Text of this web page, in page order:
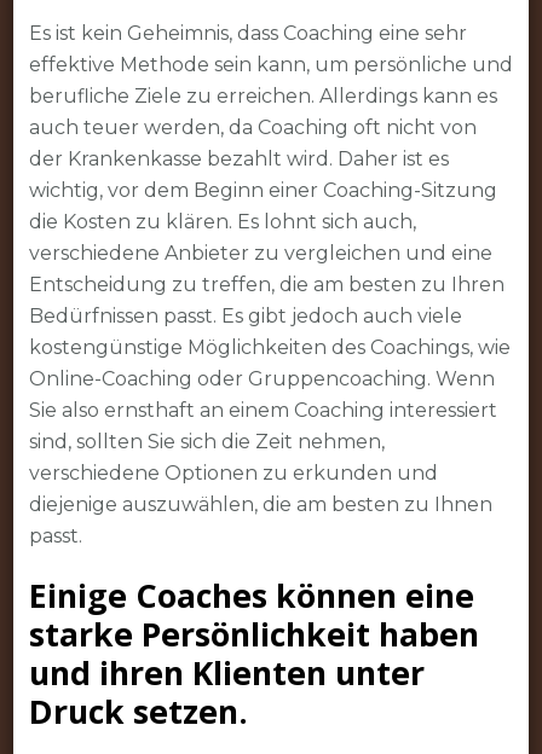
Es ist kein Geheimnis, dass Coaching eine sehr
effektive Methode sein kann, um persönliche und
berufliche Ziele zu erreichen. Allerdings kann es
auch teuer werden, da Coaching oft nicht von
der Krankenkasse bezahlt wird. Daher ist es
wichtig, vor dem Beginn einer Coaching-Sitzung
die Kosten zu klären. Es lohnt sich auch,
verschiedene Anbieter zu vergleichen und eine
Entscheidung zu treffen, die am besten zu Ihren
Bedürfnissen passt. Es gibt jedoch auch viele
kostengünstige Möglichkeiten des Coachings, wie
Online-Coaching oder Gruppencoaching. Wenn
Sie also ernsthaft an einem Coaching interessiert
sind, sollten Sie sich die Zeit nehmen,
verschiedene Optionen zu erkunden und
diejenige auszuwählen, die am besten zu Ihnen
passt.
Einige Coaches können eine
starke Persönlichkeit haben
und ihren Klienten unter
Druck setzen.